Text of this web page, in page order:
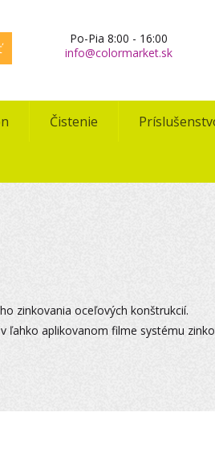
Po-Pia 8:00 - 16:00
info@colormarket.sk
Čistenie
zinkovania oceľových konštrukcií.
aplikovanom filme systému